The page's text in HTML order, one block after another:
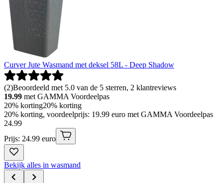
Curver Jute Wasmand met deksel 58L - Deep Shadow
(2)Beoordeeld met 5.0 van de 5 sterren, 2 klantreviews
19.99 met GAMMA Voordeelpas
20% korting20% korting
20% korting, voordeelprijs: 19.99 euro met GAMMA Voordeelpas
24.99
Prijs: 24.99 euro
Bekijk alles in wasmand